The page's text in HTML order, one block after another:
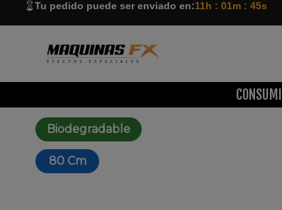
Tu pedido puede ser enviado en:11h : 01m : 44s
Biodegradable
80 Cm